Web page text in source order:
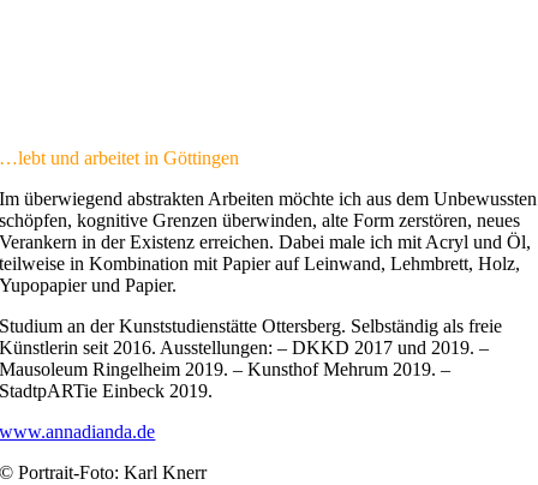
…lebt und arbeitet in Göttingen
Im überwiegend abstrakten Arbeiten möchte ich aus dem Unbewussten
schöpfen, kognitive Grenzen überwinden, alte Form zerstören, neues
Verankern in der Existenz erreichen. Dabei male ich mit Acryl und Öl,
teilweise in Kombination mit Papier auf Leinwand, Lehmbrett, Holz,
Yupopapier und Papier.
Studium an der Kunststudienstätte Ottersberg. Selbständig als freie
Künstlerin seit 2016. Ausstellungen: – DKKD 2017 und 2019. –
Mausoleum Ringelheim 2019. – Kunsthof Mehrum 2019. –
StadtpARTie Einbeck 2019.
www.annadianda.de
© Portrait-Foto: Karl Knerr